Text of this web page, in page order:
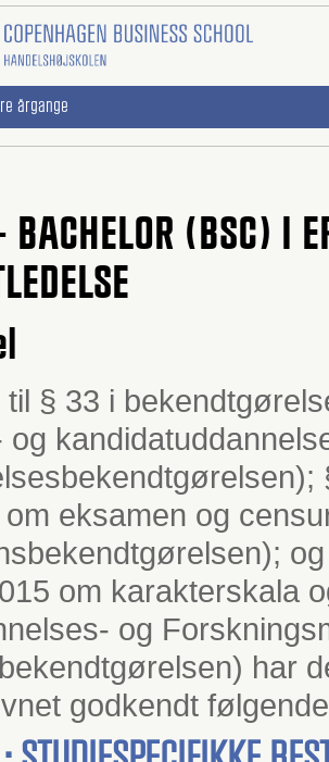
årgange
BACHELOR (BSC) I
til § 33 i
og
om eksamen og
om karakterskala
og
har
godkendt